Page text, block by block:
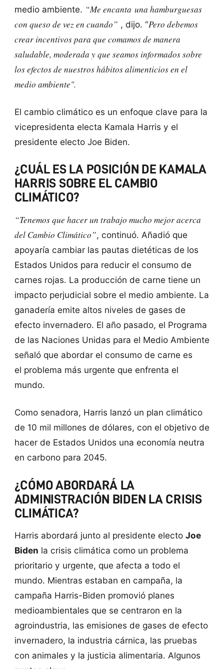
medio ambiente. “Me encanta una hamburguesas
con queso de vez en cuando” , dijo. “Pero debemos
crear incentivos para que comamos de manera
saludable, moderada y que seamos informados sobre
los efectos de nuestros hábitos alimenticios en el
medio ambiente".
El cambio climático es un enfoque clave para la
vicepresidenta electa Kamala Harris y el
presidente electo Joe Biden.
¿CUÁL ES LA POSICIÓN DE KAMALA
HARRIS SOBRE EL CAMBIO
CLIMÁTICO?
“Tenemos que hacer un trabajo mucho mejor acerca
del Cambio Climático”, continuó. Añadió que
apoyaría cambiar las pautas dietéticas de los
Estados Unidos para reducir el consumo de
carnes rojas. La producción de carne tiene un
impacto perjudicial sobre el medio ambiente. La
ganadería emite altos niveles de gases de
efecto invernadero. El año pasado, el Programa
de las Naciones Unidas para el Medio Ambiente
señaló que abordar el consumo de carne es
el problema más urgente que enfrenta el
mundo.
Como senadora, Harris lanzó un plan climático
de 10 mil millones de dólares, con el objetivo de
hacer de Estados Unidos una economía neutra
en carbono para 2045.
¿CÓMO ABORDARÁ LA
ADMINISTRACIÓN BIDEN LA CRISIS
CLIMÁTICA?
Harris abordará junto al presidente electo Joe
Biden la crisis climática como un problema
prioritario y urgente, que afecta a todo el
mundo. Mientras estaban en campaña, la
campaña Harris-Biden promovió planes
medioambientales que se centraron en la
agroindustria, las emisiones de gases de efecto
invernadero, la industria cárnica, las pruebas
con animales y la justicia alimentaria. Algunos